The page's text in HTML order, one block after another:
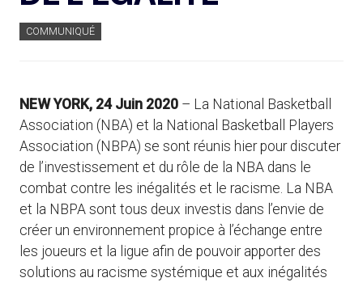
COMMUNIQUÉ
NEW YORK, 24 Juin 2020 – La National Basketball
Association (NBA) et la National Basketball Players
Association (NBPA) se sont réunis hier pour discuter
de l’investissement et du rôle de la NBA dans le
combat contre les inégalités et le racisme. La NBA
et la NBPA sont tous deux investis dans l’envie de
créer un environnement propice à l’échange entre
les joueurs et la ligue afin de pouvoir apporter des
solutions au racisme systémique et aux inégalités